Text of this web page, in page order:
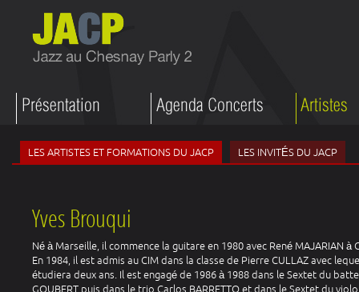
LES ARTISTES ET FORMATIONS DU JACP LES INVITÉS DU JACP
Yves Brouqui
Né à Marseille, il commence la guitare en 1980 avec René MAJARIAN à
En 1984, il est admis au CIM dans la classe de Pierre CULLAZ avec
étudiera deux ans. Il est engagé de 1986 à 1988 dans le Sextet du
GOUBERT puis dans le trio Carlos BARRETTO et dans le Sextet du